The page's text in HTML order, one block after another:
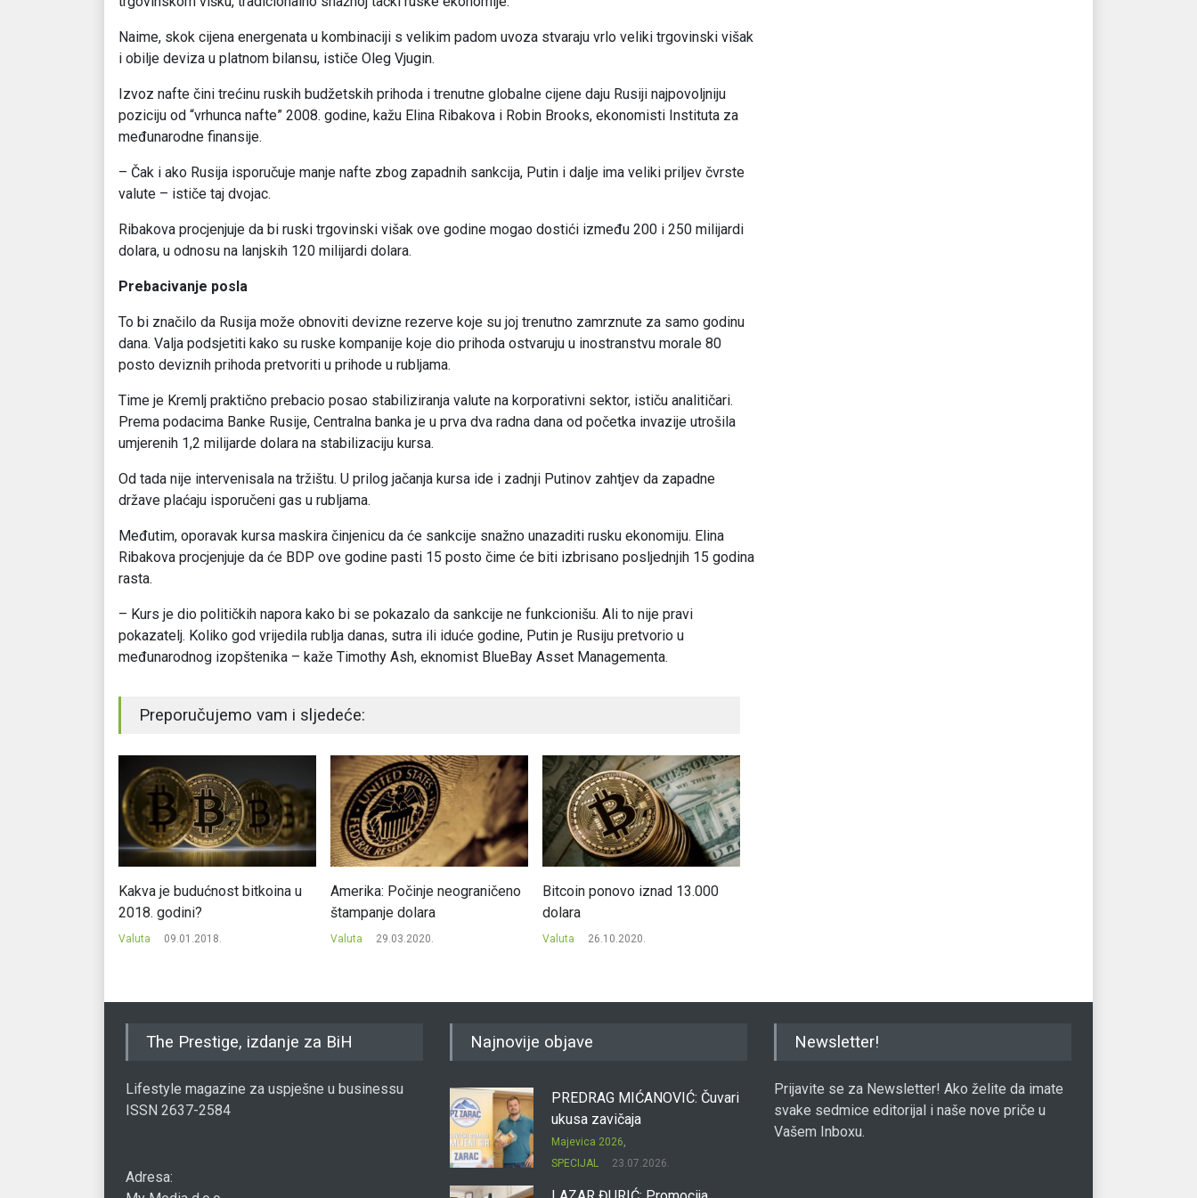
Naime, skok cijena energenata u kombinaciji s velikim padom uvoza stvaraju vrlo veliki trgovinski višak
i obilje deviza u platnom bilansu, ističe Oleg Vjugin.
Izvoz nafte čini trećinu ruskih budžetskih prihoda i trenutne globalne cijene daju Rusiji najpovoljniju
poziciju od “vrhunca nafte” 2008. godine, kažu Elina Ribakova i Robin Brooks, ekonomisti Instituta za
međunarodne finansije.
– Čak i ako Rusija isporučuje manje nafte zbog zapadnih sankcija, Putin i dalje ima veliki priljev čvrste
valute – ističe taj dvojac.
Ribakova procjenjuje da bi ruski trgovinski višak ove godine mogao dostići između 200 i 250 milijardi
dolara, u odnosu na lanjskih 120 milijardi dolara.
Prebacivanje posla
To bi značilo da Rusija može obnoviti devizne rezerve koje su joj trenutno zamrznute za samo godinu
dana. Valja podsjetiti kako su ruske kompanije koje dio prihoda ostvaruju u inostranstvu morale 80
posto deviznih prihoda pretvoriti u prihode u rubljama.
Time je Kremlj praktično prebacio posao stabiliziranja valute na korporativni sektor, ističu analitičari.
Prema podacima Banke Rusije, Centralna banka je u prva dva radna dana od početka invazije utrošila
umjerenih 1,2 milijarde dolara na stabilizaciju kursa.
Od tada nije intervenisala na tržištu. U prilog jačanja kursa ide i zadnji Putinov zahtjev da zapadne
države plaćaju isporučeni gas u rubljama.
Međutim, oporavak kursa maskira činjenicu da će sankcije snažno unazaditi rusku ekonomiju. Elina
Ribakova procjenjuje da će BDP ove godine pasti 15 posto čime će biti izbrisano posljednjih 15 godina
rasta.
– Kurs je dio političkih napora kako bi se pokazalo da sankcije ne funkcionišu. Ali to nije pravi
pokazatelj. Koliko god vrijedila rublja danas, sutra ili iduće godine, Putin je Rusiju pretvorio u
međunarodnog izopštenika – kaže Timothy Ash, eknomist BlueBay Asset Managementa.
Preporučujemo vam i sljedeće:
Kakva je budućnost bitkoina u
2018. godini?
Valuta 09.01.2018.
Amerika: Počinje neograničeno
štampanje dolara
Valuta 29.03.2020.
Bitcoin ponovo iznad 13.000
dolara
Valuta 26.10.2020.
The Prestige, izdanje za BiH
Lifestyle magazine za uspješne u businessu
ISSN 2637-2584
Adresa:
Najnovije objave
PREDRAG MIĆANOVIĆ: Čuvari
ukusa zavičaja
Majevica 2026
SPECIJAL
23.07.2026.
Newsletter!
Prijavite se za Newsletter! Ako želite da imate
svake sedmice editorijal i naše nove priče u
Vašem Inboxu.